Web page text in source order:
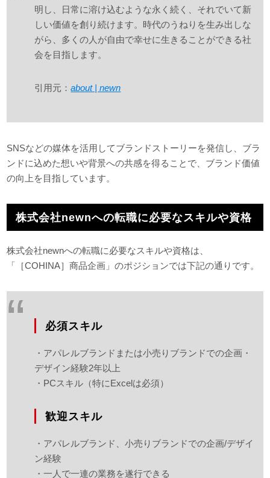
明し、日常に溶け込むような永く続く、それでいて新
しい価値を創り続けます。時代のうねりを生み出しな
がら、多くの人が自由で幸せに生きることができる社
会を目指します。
引用元：about | newn
SNSなどの媒体を活用してブランドストーリーを発信し、ブラ
ンドに込めた想いや背景への共感を得ることで、ブランド価値
の向上を目指しています。
株式会社newnへの転職に必要なスキルや資格
株式会社newnへの転職に必要なスキルや資格は、
「［COHINA］商品企画」のポジションでは下記の通りです。
必須スキル
・アパレルブランドまたは小売りブランドでの企画・
デザイン経験2年以上
・PCスキル（特にExcelは必須）
歓迎スキル
・アパレルブランド、小売りブランドでの企画/デザイ
ン経験
・一人で一連の業務を遂行できる